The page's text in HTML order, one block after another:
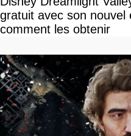
gratuit avec son nouvel
comment les obtenir